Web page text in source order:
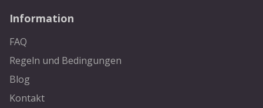
Information
FAQ
Regeln und Bedingungen
Blog
Kontakt